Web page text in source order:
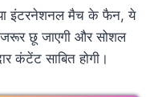
इंटरनेशनल मैच के फैन, ये
छू जाएगी और सोशल
कंटेंट साबित होगी।